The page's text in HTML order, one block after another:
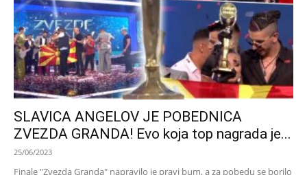
SLAVICA ANGELOV JE POBEDNICA
ZVEZDA GRANDA! Evo koja top nagrada je...
25/06/2023
Finale "Zvezda Granda" napravilo je pravi bum, a za pobedu se borilo